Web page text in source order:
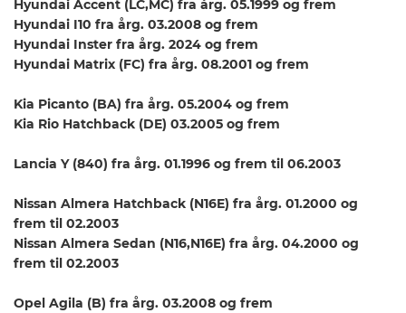
Hyundai Accent (LC,MC) fra årg. 05.1999 og frem
Hyundai I10 fra årg. 03.2008 og frem
Hyundai Inster fra årg. 2024 og frem
Hyundai Matrix (FC) fra årg. 08.2001 og frem
Kia Picanto (BA) fra årg. 05.2004 og frem
Kia Rio Hatchback (DE) 03.2005 og frem
Lancia Y (840) fra årg. 01.1996 og frem til 06.2003
Nissan Almera Hatchback (N16E) fra årg. 01.2000 og
frem til 02.2003
Nissan Almera Sedan (N16,N16E) fra årg. 04.2000 og
frem til 02.2003
Opel Agila (B) fra årg. 03.2008 og frem